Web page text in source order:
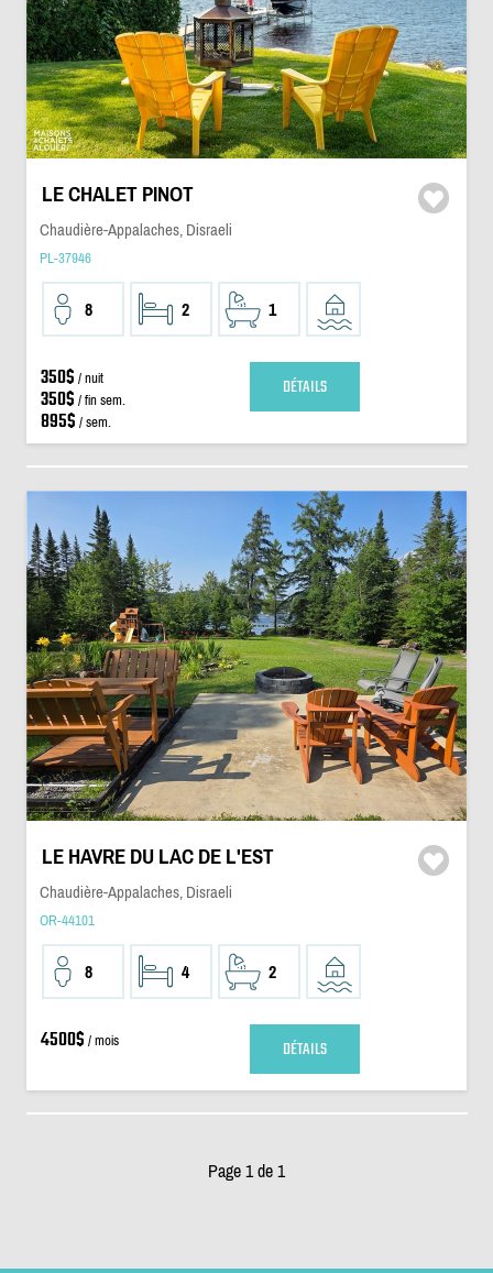
LE CHALET PINOT
Chaudière-Appalaches, Disraeli
PL-37946
8 2 1
350$ / nuit
350$ / fin sem.
895$ / sem.
DÉTAILS
LE HAVRE DU LAC DE L'EST
Chaudière-Appalaches, Disraeli
OR-44101
8 4 2
4500$ / mois DÉTAILS
Page 1 de 1